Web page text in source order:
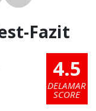
Fazit
4.5
DELAMAR
SCORE